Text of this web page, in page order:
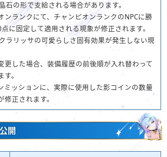
石の形で支給される場合があります。
ンランクにて、チャンピオンランクのNPCに勝
に固定して適用される現象が修正されます。
ラリッサの可愛らしさ固有効果が発生しない現
更した場合、装備履歴の前後順が入れ替わって
。
ミッションに、実際に使用した影コインの数量
正されます。
開